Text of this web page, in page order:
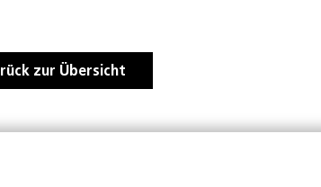
zur Übersicht